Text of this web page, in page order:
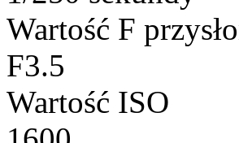
Wartość F
F3.5
Wartość ISO